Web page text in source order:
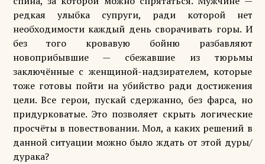
редкая улыбка супруги, ради которой нет
необходимости каждый день сворачивать горы. И
без того кровавую бойню разбавляют
новоприбывшие — сбежавшие из тюрьмы
заключённые с женщиной-надзирателем, которые
тоже готовы пойти на убийство ради достижения
цели. Все герои, пускай сдержанно, без фарса, но
придурковатые. Это позволяет скрыть логические
просчёты в повествовании. Мол, а каких решений в
данной ситуации можно было ждать от этой дуры/
дурака?